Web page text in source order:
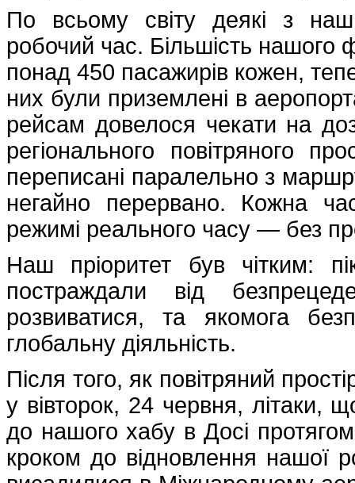
По всьому світу деякі з
робочий час. Більшість
понад 450 пасажирів кожен,
них були приземлені в
рейсам довелося чекати на
регіонального повітряного
переписані паралельно з
негайно перервано. Кожна
режимі реального часу — без
Наш пріоритет був чітким:
постраждали від
розвиватися, та якомога
глобальну діяльність.
Після того, як повітряний
у вівторок, 24 червня, літаки,
до нашого хабу в Досі
кроком до відновлення нашої